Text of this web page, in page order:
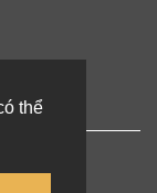
thể